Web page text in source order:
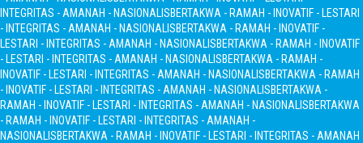
INTEGRITAS - AMANAH - NASIONALISBERTAKWA - RAMAH - INOVATIF - LESTARI
- INTEGRITAS - AMANAH - NASIONALISBERTAKWA - RAMAH - INOVATIF -
LESTARI - INTEGRITAS - AMANAH - NASIONALISBERTAKWA - RAMAH - INOVATIF
- LESTARI - INTEGRITAS - AMANAH - NASIONALISBERTAKWA - RAMAH -
INOVATIF - LESTARI - INTEGRITAS - AMANAH - NASIONALISBERTAKWA - RAMAH
- INOVATIF - LESTARI - INTEGRITAS - AMANAH - NASIONALISBERTAKWA -
RAMAH - INOVATIF - LESTARI - INTEGRITAS - AMANAH - NASIONALISBERTAKWA
- RAMAH - INOVATIF - LESTARI - INTEGRITAS - AMANAH -
NASIONALISBERTAKWA - RAMAH - INOVATIF - LESTARI - INTEGRITAS - AMANAH